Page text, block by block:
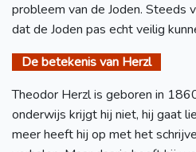
probleem van de Joden. Steeds
dat de Joden pas echt veilig
De betekenis van Herzl
Theodor Herzl is geboren in
onderwijs krijgt hij niet, hij gaat
meer heeft hij op met het